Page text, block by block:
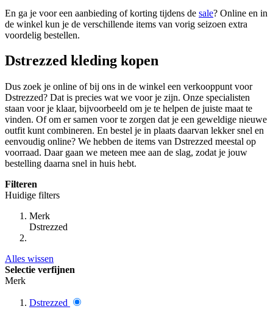
En ga je voor een aanbieding of korting tijdens de sale? Online en in
de winkel kun je de verschillende items van vorig seizoen extra
voordelig bestellen.
Dstrezzed kleding kopen
Dus zoek je online of bij ons in de winkel een verkooppunt voor
Dstrezzed? Dat is precies wat we voor je zijn. Onze specialisten
staan voor je klaar, bijvoorbeeld om je te helpen de juiste maat te
vinden. Of om er samen voor te zorgen dat je een geweldige nieuwe
outfit kunt combineren. En bestel je in plaats daarvan lekker snel en
eenvoudig online? We hebben de items van Dstrezzed meestal op
voorraad. Daar gaan we meteen mee aan de slag, zodat je jouw
bestelling daarna snel in huis hebt.
Filteren
Huidige filters
Merk
Dstrezzed
Alles wissen
Selectie verfijnen
Merk
Dstrezzed